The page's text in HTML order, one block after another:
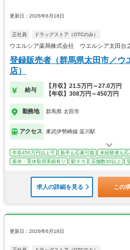
更新日：2026年6月18日
正社員 ドラッグストア（OTCのみ）
ウエルシア薬局株式会社 ウエルシア太田台
登録販売者（群馬県太田市／ウ
店）
給与
【月収】21.5万円～27.0万円
【年収】308万円～450万円
勤務地 群馬県 太田市
アクセス 東武伊勢崎線 韮川駅
年収450万円以上可 新卒も応募可能 未経験者も応
産休・育休取得実績有り
駅チカ 店舗数30以上
求人の詳細を見る この
更新日：2026年6月18日